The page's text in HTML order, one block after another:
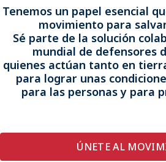
Tenemos un papel esencial
movimiento para
Sé parte de la solución
mundial de defensores
quienes actúan tanto en
para lograr unas
para las personas y para
ÚNETE AL